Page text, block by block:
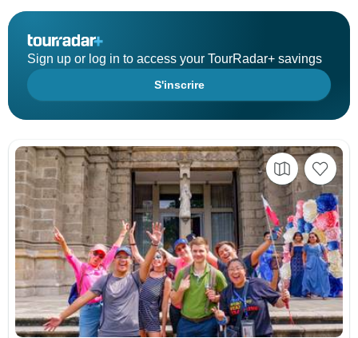
Sign up or log in to access your TourRadar+ savings
S'inscrire